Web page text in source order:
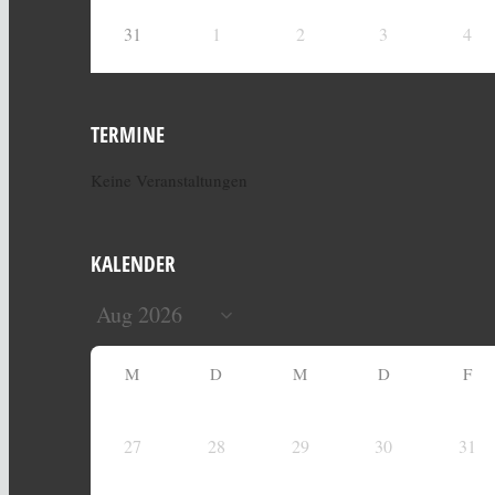
31 1 2 3 4
TERMINE
KALENDER
M D M D F
27 28 29 30 31